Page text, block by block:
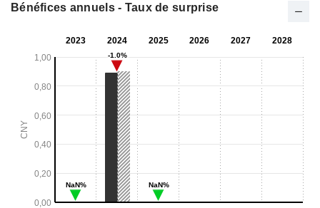
Bénéfices annuels - Taux de surprise